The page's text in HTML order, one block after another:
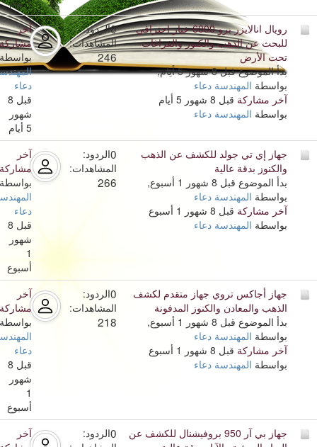
رويال انالايزر برو 6000 خيار احترافي
للبحث عن الذهب والكنوز والفراغات
تحت الأرض
بدأ الموضوع قبل 8 شهور 5 أيام,
بواسطة المهندسة دعاء
آخر مشاركة قبل 8 شهور 5 أيام
بواسطة المهندسة دعاء
الردود:0
المشاهدات:
246
آخر
مشاركة
بواسطة
دعاء
قبل 8
شهور
5 أيام
جهاز إي تي جولد للكشف عن الذهب
والكنوز بدقة عالية
بدأ الموضوع قبل 8 شهور 1 أسبوع,
بواسطة المهندسة دعاء
آخر مشاركة قبل 8 شهور 1 أسبوع
بواسطة المهندسة دعاء
الردود:0
المشاهدات:
266
آخر
مشاركة
بواسطة
دعاء
قبل 8
شهور
1
أسبوع
جهاز أجاكس تروي جهاز متقدم لكشف
الذهب والمعادن والكنوز المدفونة
بدأ الموضوع قبل 8 شهور 1 أسبوع,
بواسطة المهندسة دعاء
آخر مشاركة قبل 8 شهور 1 أسبوع
بواسطة المهندسة دعاء
الردود:0
المشاهدات:
218
آخر
مشاركة
بواسطة
دعاء
قبل 8
شهور
1
أسبوع
جهاز بي آر 950 بروفيشنال للكشف عن
الردود:0
آخر